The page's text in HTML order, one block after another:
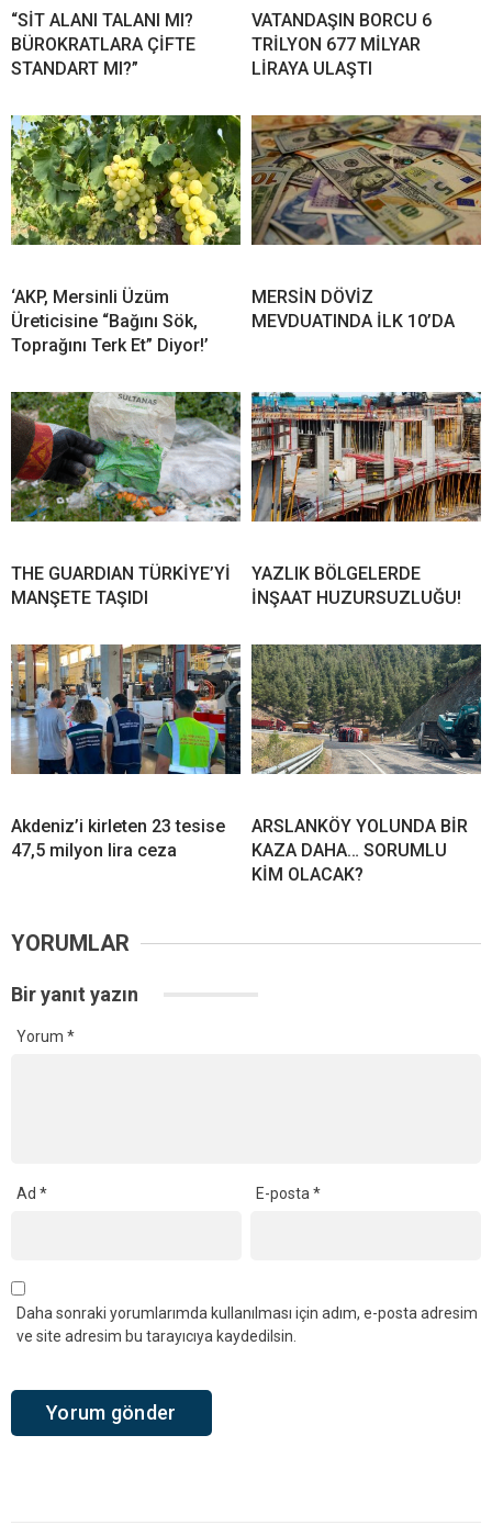
“SİT ALANI TALANI MI?
BÜROKRATLARA ÇİFTE
STANDART MI?”
VATANDAŞIN BORCU 6
TRİLYON 677 MİLYAR
LİRAYA ULAŞTI
‘AKP, Mersinli Üzüm
Üreticisine “Bağını Sök,
Toprağını Terk Et” Diyor!’
MERSİN DÖVİZ
MEVDUATINDA İLK 10’DA
THE GUARDIAN TÜRKİYE’Yİ
MANŞETE TAŞIDI
YAZLIK BÖLGELERDE
İNŞAAT HUZURSUZLUĞU!
Akdeniz’i kirleten 23 tesise
47,5 milyon lira ceza
ARSLANKÖY YOLUNDA BİR
KAZA DAHA… SORUMLU
KİM OLACAK?
YORUMLAR
Bir yanıt yazın
Yorum *
Ad * E-posta*
Daha sonraki yorumlarımda kullanılması için adım, e-posta adresim
ve site adresim bu tarayıcıya kaydedilsin.